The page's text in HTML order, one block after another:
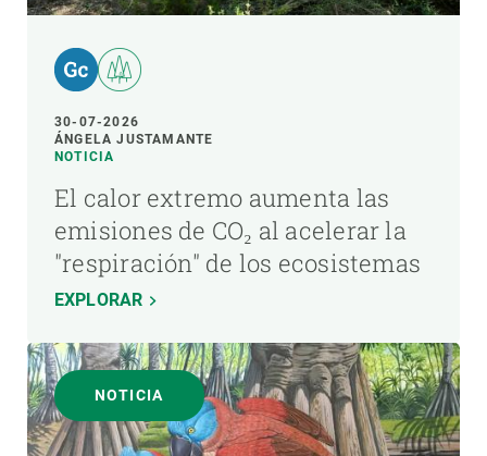
30-07-2026
ÁNGELA JUSTAMANTE
NOTICIA
El calor extremo aumenta las
emisiones de CO₂ al acelerar la
"respiración" de los ecosistemas
EXPLORAR
NOTICIA